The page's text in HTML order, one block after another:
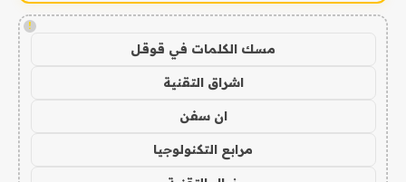
!
مسك الكلمات في قوقل
اشراق التقنية
ان سفن
مرابع التكنولوجيا